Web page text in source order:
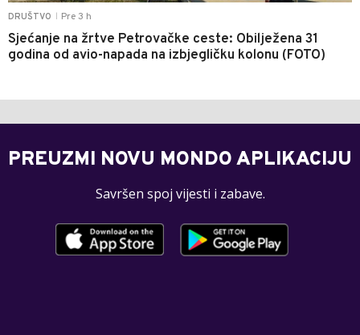
DRUŠTVO Pre 3 h
Sjećanje na žrtve Petrovačke ceste: Obilježena 31
godina od avio-napada na izbjegličku kolonu (FOTO)
PREUZMI NOVU MONDO APLIKACIJU
Savršen spoj vijesti i zabave.